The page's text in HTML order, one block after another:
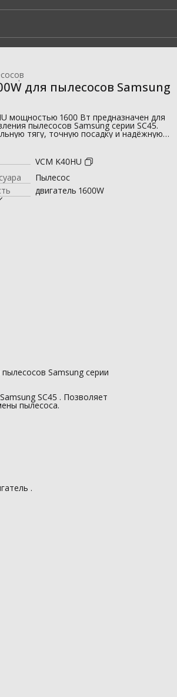
моек высокого давления
для пылесосов Samsung
мощностью 1600 Вт предназначен для
пылесосов Samsung серии SC45.
тягу, точную посадку и надёжную
K40HU применяется как сменный мотор
Samsung SC45 . Позволяет
мощность всасывания и продлить
замены пылесоса.
уверенная производительность;
Samsung SC45;
VCM K40HU
Пылесос
двигатель 1600W
Samsung серии
SC45 . Позволяет
пылесоса.
.